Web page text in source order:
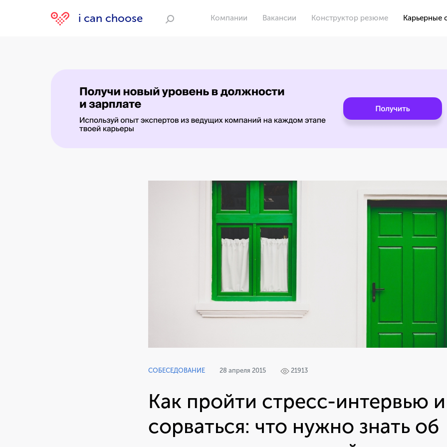
i can choose Компании Вакансии Конструктор резюме Карьерные
СОБЕСЕДОВАНИЕ 28 апреля 2015 21913
Как пройти стресс-интервью
сорваться: что нужно знать об